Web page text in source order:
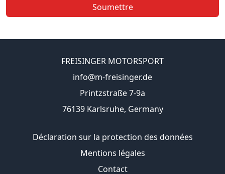
Soumettre
FREISINGER MOTORSPORT
info@m-freisinger.de
Printzstraße 7-9a
76139 Karlsruhe, Germany
Déclaration sur la protection des données
Mentions légales
Contact